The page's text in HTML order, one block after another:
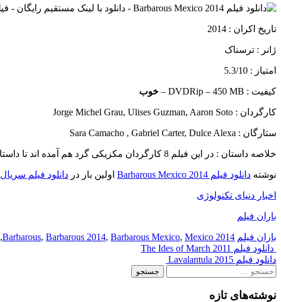
تاریخ اکران : 2014
ژانر : ترسناک
امتیاز : 5.3/10
کیفیت : DVDRip – 450 MB – خوب
کارگردان : Jorge Michel Grau, Ulises Guzman, Aaron Soto
ستارگان : Sara Camacho , Gabriel Carter, Dulce Alexa
خلاصه داستان : در این فیلم 8 کارگردان مکزیکی گرد هم آمده اند تا داستان هولناک ترین و وحشیانه ترین سنت ها و افسانه های مکزیکی را به مردم نشان دهند…
نوشته دانلود فیلم Barbarous Mexico 2014 اولین بار در دانلود فیلم سریال
اخبار دنیای تکنولوژی
باران فیلم
باران فیلم 2014 Barbarous
, Barbarous 2014, Barbarous Mexico, Mexico
,
Post
navigation
دانلود فیلم The Ides of March 2011
دانلود فیلم Lavalantula 2015
جستجو
نوشته‌های تازه